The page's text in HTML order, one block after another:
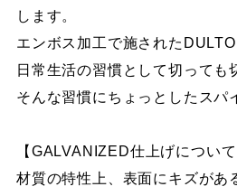
します。
エンボス加工で施された
日常生活の習慣として切っても
そんな習慣にちょっとしたスパ
【GALVANIZED仕上げについて
材質の特性上、表面にキズがあ